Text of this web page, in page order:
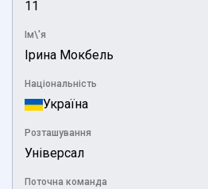
11
Ім\'я
Ірина Мокбель
Національність
Україна
Розташування
Універсал
Поточна команда